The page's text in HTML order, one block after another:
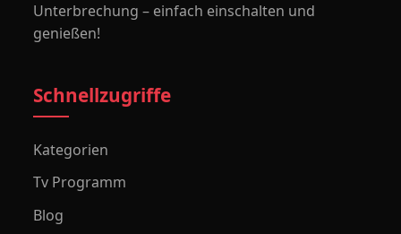
Unterbrechung – einfach einschalten und
genießen!
Schnellzugriffe
Kategorien
Tv Programm
Blog